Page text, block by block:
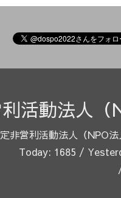
活動法人（
非営利活動法人（NPO
Today: 1685 /